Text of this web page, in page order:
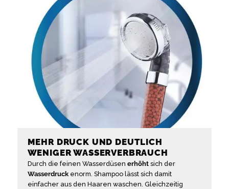
MEHR DRUCK UND DEUTLICH
WENIGER WASSERVERBRAUCH
Durch die feinen Wasserdüsen erhöhtsich der
Wasserdruckenorm. Shampoo lässt sich damit
einfacher aus den Haaren waschen. Gleichzeitig